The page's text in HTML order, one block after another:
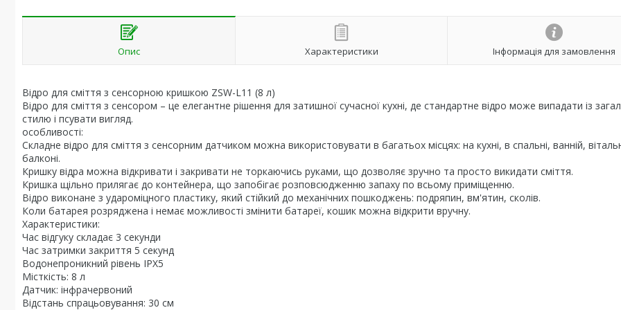
Опис Характеристики Інформація для замовлення
Відро для сміття з сенсорною кришкою ZSW-L11 (8 л)
Відро для сміття з сенсором – це елегантне рішення для затишної сучасної кухні, де стандартне відро може випадати із
стилю і псувати вигляд.
особливості:
Складне відро для сміття з сенсорним датчиком можна використовувати в багатьох місцях: на кухні, в спальні, ванній,
балконі.
Кришку відра можна відкривати і закривати не торкаючись руками, що дозволяє зручно та просто викидати сміття.
Кришка щільно прилягає до контейнера, що запобігає розповсюдженню запаху по всьому приміщенню.
Відро виконане з удароміцного пластику, який стійкий до механічних пошкоджень: подряпин, вм'ятин, сколів.
Коли батарея розряджена і немає можливості змінити батареї, кошик можна відкрити вручну.
Характеристики:
Час відгуку складає 3 секунди
Час затримки закриття 5 секунд
Водонепроникний рівень IPX5
Місткість: 8 л
Датчик: інфрачервоний
Відстань спрацьовування: 30 см